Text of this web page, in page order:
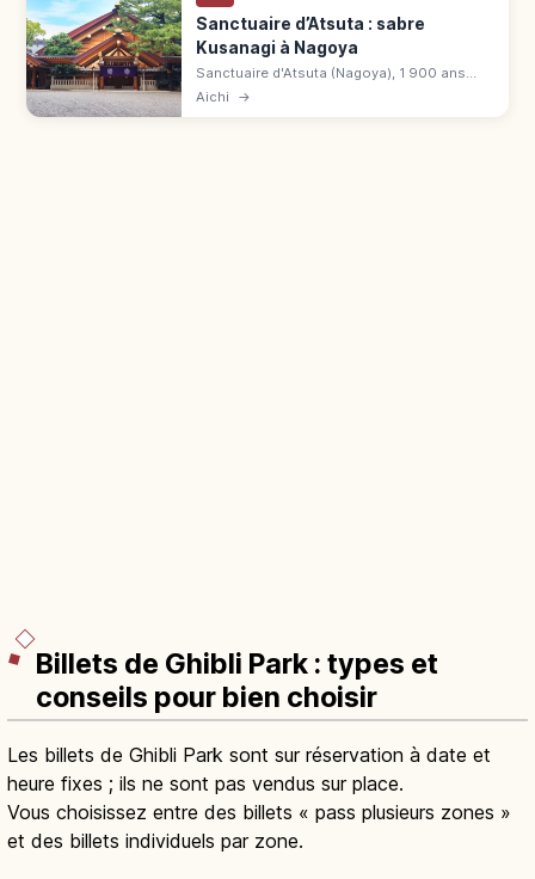
Sanctuaire d’Atsuta : sabre
Kusanagi à Nagoya
Sanctuaire d'Atsuta (Nagoya), 1 900 ans
d'histoire et sabre Kusanagi. Style Shinmei,
Aichi →
Billets de Ghibli Park : types et
conseils pour bien choisir
Les billets de Ghibli Park sont sur réservation à date et
heure fixes ; ils ne sont pas vendus sur place.
Vous choisissez entre des billets « pass plusieurs zones »
et des billets individuels par zone.